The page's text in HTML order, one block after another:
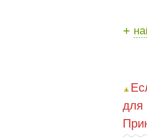
+
для